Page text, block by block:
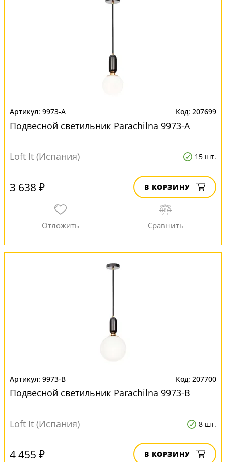
9973-A 207699
Подвесной светильник Parachilna 9973-A
Loft It (Испания) 15 шт.
3 638 ₽ В КОРЗИНУ
9973-B 207700
Подвесной светильник Parachilna 9973-B
Loft It (Испания) 8 шт.
4 455 ₽ В КОРЗИНУ